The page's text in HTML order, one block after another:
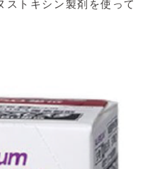
ストキシン製剤を使って